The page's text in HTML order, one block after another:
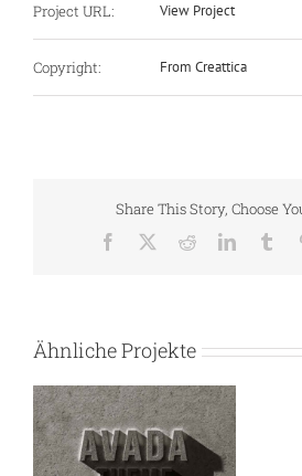
Project URL: View Project
Copyright: From Creattica
Share This Story, Choose
Facebook RedditLinkedIn
Ähnliche Projekte